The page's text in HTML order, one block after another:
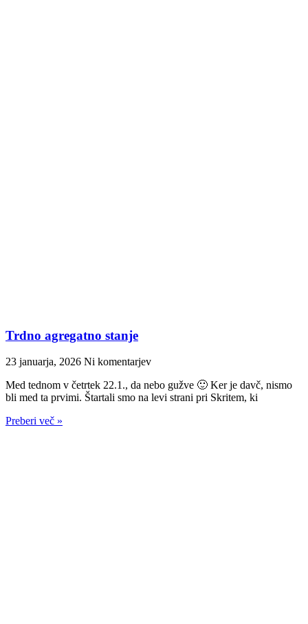
Trdno agregatno stanje
23 januarja, 2026 Ni komentarjev
Med tednom v četrtek 22.1., da nebo gužve 🙂 Ker je davč, nismo
bli med ta prvimi. Štartali smo na levi strani pri Skritem, ki
Preberi več »